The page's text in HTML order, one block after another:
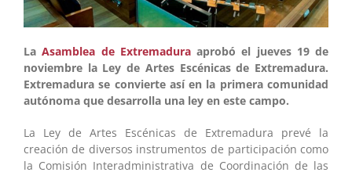
LaAsamblea de Extremaduraaprobó el jueves 19 de
noviembre la Ley de Artes Escénicas de Extremadura.
Extremadura se convierte así en la primera comunidad
autónoma que desarrolla una ley en este campo.
La Ley de Artes Escénicas de Extremadura prevé la
creación de diversos instrumentos de participación como
la Comisión Interadministrativa de Coordinación de las